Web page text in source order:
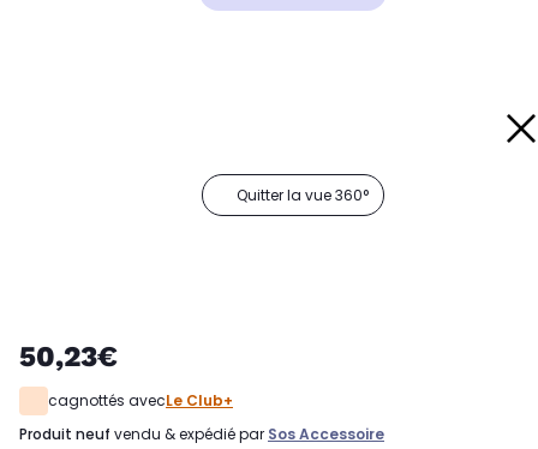
Quitter la vue 360°
50,23€
cagnottés avecLe Club+
produit neuf vendu & expédié par Sos Accessoire